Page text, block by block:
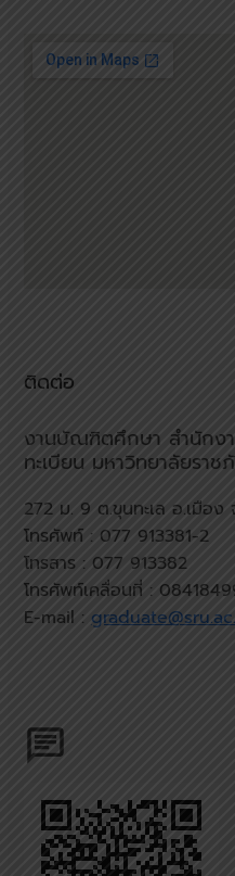
ติดต่อ
งานบัณฑิตศึกษา สำนักงา
ทะเบียน มหาวิทยาลัยราช
272 ม. 9 ต.ขุนทะเล อ.เมือง
โทรศัพท์ : 077 913381-2
โทรสาร : 077 913382
โทรศัพท์เคลื่อนที่ :
E-mail :